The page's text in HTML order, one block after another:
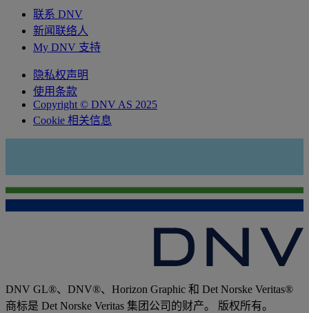
联系 DNV
新闻联络人
My DNV 支持
隐私权声明
使用条款
Copyright © DNV AS 2025
Cookie 相关信息
DNV GL®、DNV®、Horizon Graphic 和 Det Norske Veritas®
商标是 Det Norske Veritas 集团公司的财产。 版权所有。